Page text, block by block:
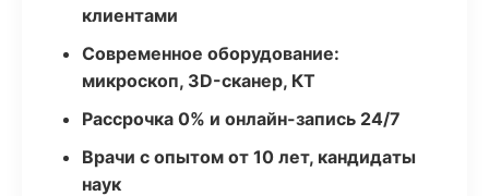
клиентами
Современное оборудование:
микроскоп, 3D-сканер, КТ
Рассрочка 0% и онлайн-запись 24/7
Врачи с опытом от 10 лет, кандидаты
наук